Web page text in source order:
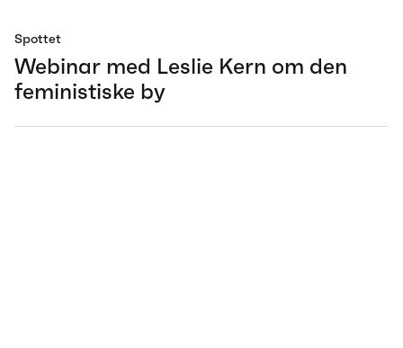
Spottet
Webinar med Leslie Kern om den
feministiske by